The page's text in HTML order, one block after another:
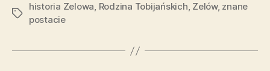
Tagi
historia Zelowa, Rodzina Tobijańskich, Zelów, znane
postacie